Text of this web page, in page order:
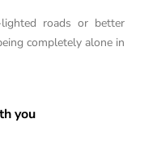
roads or better
completely alone in
you